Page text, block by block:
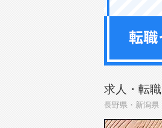
求人・転
長野県・新潟県